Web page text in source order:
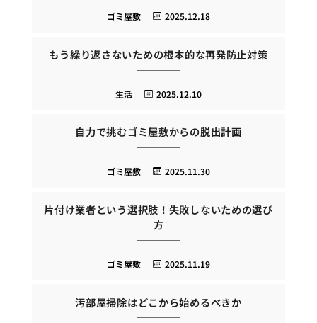
2025.12.18
ゴミ屋敷
もう繰り返さないための根本的な再発防止対策
2025.12.10
生活
自力で挑むゴミ屋敷からの脱出計画
2025.11.30
ゴミ屋敷
片付け業者という選択肢！失敗しないための選び
方
2025.11.19
ゴミ屋敷
汚部屋掃除はどこから始めるべきか